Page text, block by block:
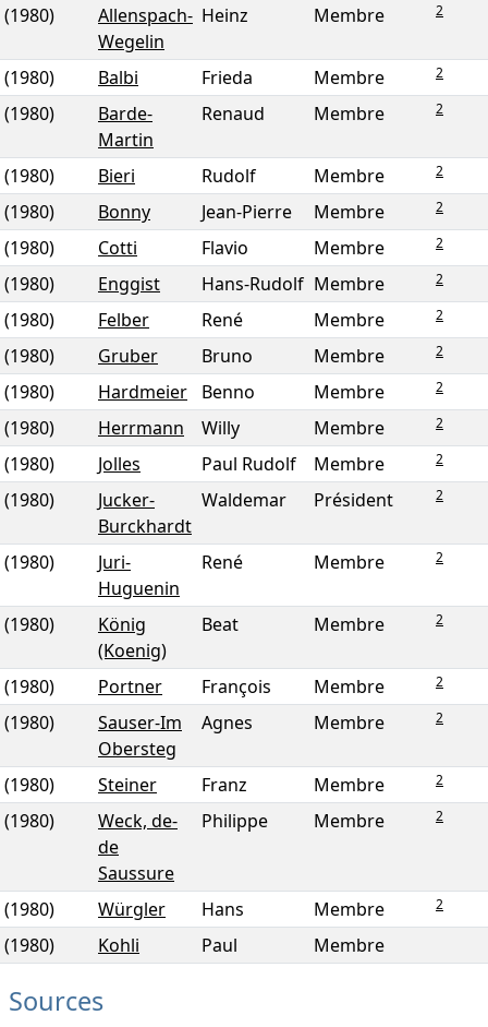
(1980)
Allenspach-
Wegelin
Heinz Membre 2
(1980) Balbi Frieda Membre 2
(1980)
Barde-
Martin
Renaud Membre 2
(1980) Bieri Rudolf Membre 2
(1980) Bonny Jean-Pierre Membre 2
(1980) Cotti Flavio Membre 2
(1980) Enggist Hans-Rudolf Membre 2
(1980) Felber René Membre 2
(1980) Gruber Bruno Membre 2
(1980) Hardmeier Benno Membre 2
(1980) Herrmann Willy Membre 2
(1980) Jolles Paul Rudolf Membre 2
(1980)
Jucker-
Burckhardt
Waldemar Président 2
(1980)
Juri-
Huguenin
René Membre 2
(1980)
König
(Koenig)
Beat Membre 2
(1980) Portner François Membre 2
(1980)
Sauser-Im
Obersteg
Agnes Membre 2
(1980) Steiner Franz Membre 2
(1980)
Weck, de-
de
Saussure
Philippe Membre 2
(1980) Würgler Hans Membre 2
(1980) Kohli Paul Membre
Sources